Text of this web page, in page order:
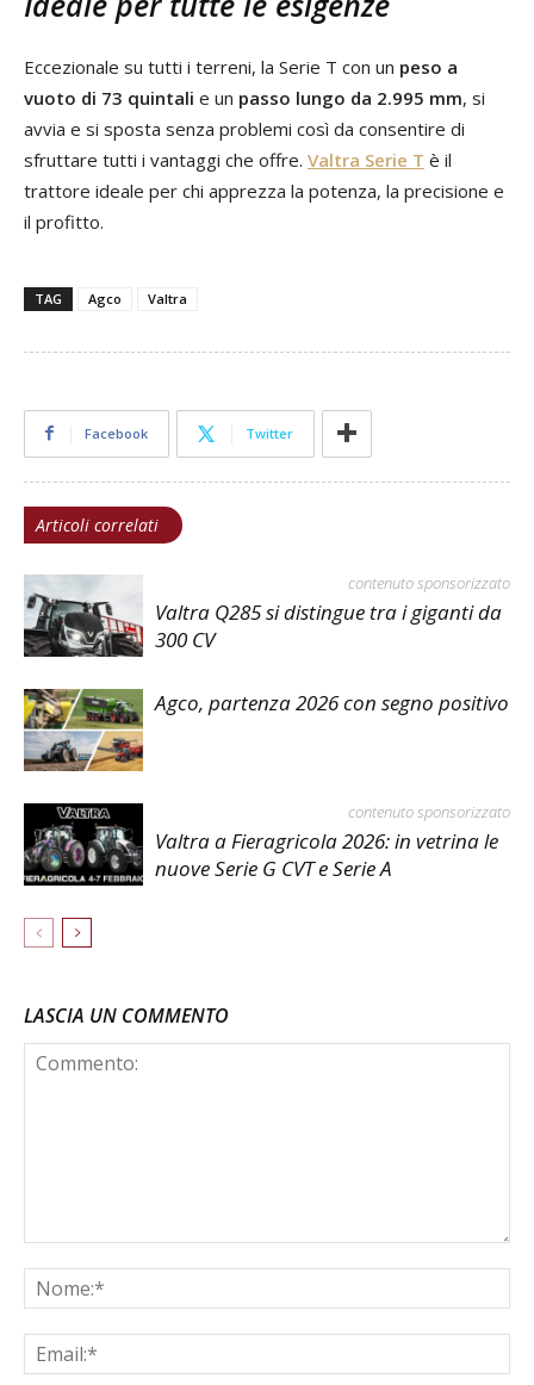
Eccezionale su tutti i terreni, la Serie T con un peso a
vuoto di 73 quintali e un passo lungo da 2.995 mm, si
avvia e si sposta senza problemi così da consentire di
sfruttare tutti i vantaggi che offre. Valtra Serie T è il
trattore ideale per chi apprezza la potenza, la precisione e
il profitto.
TAG Agco Valtra
Facebook Twitter
Articoli correlati
contenuto sponsorizzato
Valtra Q285 si distingue tra i giganti da
300 CV
Agco, partenza 2026 con segno positivo
contenuto sponsorizzato
Valtra a Fieragricola 2026: in vetrina le
nuove Serie G CVT e Serie A
LASCIA UN COMMENTO